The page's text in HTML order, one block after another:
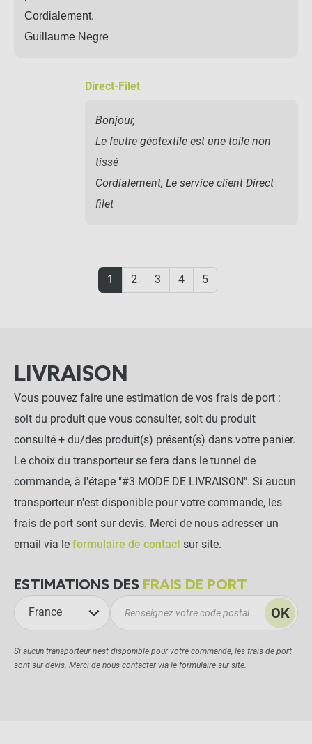
Cordialement.
Guillaume Negre
Direct-Filet
Bonjour,
Le feutre géotextile est une toile non
tissé
Cordialement, Le service client Direct
filet
1 2 3 4 5
LIVRAISON
Vous pouvez faire une estimation de vos frais de port :
soit du produit que vous consulter, soit du produit
consulté + du/des produit(s) présent(s) dans votre panier.
Le choix du transporteur se fera dans le tunnel de
commande, à l'étape "#3 MODE DE LIVRAISON". Si aucun
transporteur n'est disponible pour votre commande, les
frais de port sont sur devis. Merci de nous adresser un
email via le formulaire de contact sur site.
ESTIMATIONS DES FRAIS DE PORT
France OK
Si aucun transporteur n'est disponible pour votre commande, les frais de port
sont sur devis. Merci de nous contacter via le formulaire sur site.